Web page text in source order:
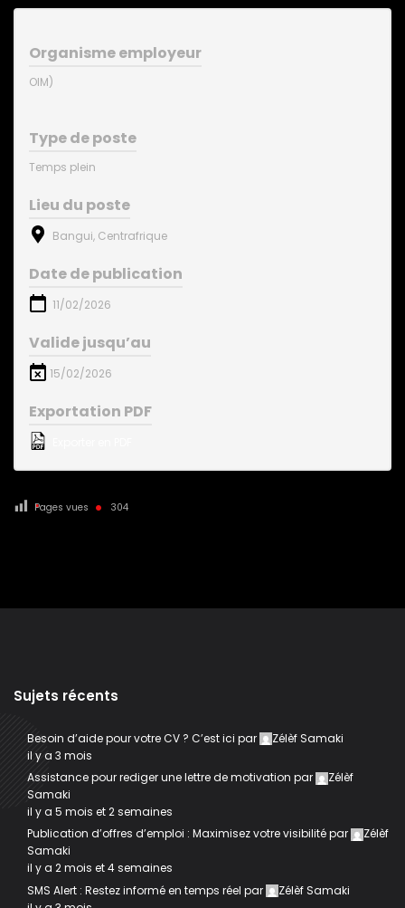
Organisme employeur
OIM)
Type de poste
Temps plein
Lieu du poste
Bangui, Centrafrique
Date de publication
11/02/2026
Valide jusqu’au
15/02/2026
Exportation PDF
Pages vues 304
Sujets récents
Besoin d’aide pour votre CV ? C’est ici par
Zélèf Samaki
il y a 3 mois
Assistance pour rediger une lettre de motivation par
Zélèf
Samaki
il y a 5 mois et 2 semaines
Publication d’offres d’emploi : Maximisez votre visibilitépar
Zélèf
Samaki
il y a 2 mois et 4 semaines
SMS Alert : Restez informé en temps réel par
Zélèf Samaki